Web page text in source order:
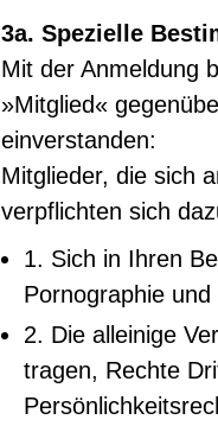
3a. Spezielle
Mit der Anmeldung
»Mitglied«
einverstanden:
Mitglieder, die sich
verpflichten sich
1. Sich in Ihren
Pornographie
2. Die alleinige
tragen, Rechte